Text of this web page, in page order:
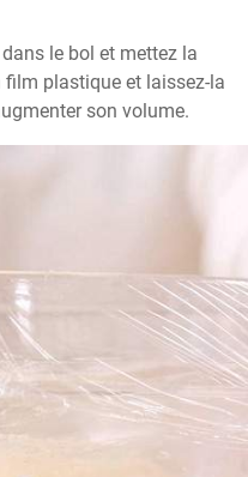
le bol et mettez la
film plastique et laissez-la
son volume.